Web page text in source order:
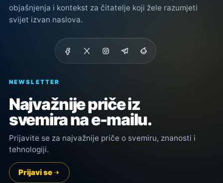
objašnjenja i kontekst za čitatelje koji žele razumjeti
svijet izvan naslova.
NEWSLETTER
Najvažnije priče iz
svemira na e-mailu.
Prijavite se za najvažnije priče o svemiru, znanosti i
tehnologiji.
Prijavi se